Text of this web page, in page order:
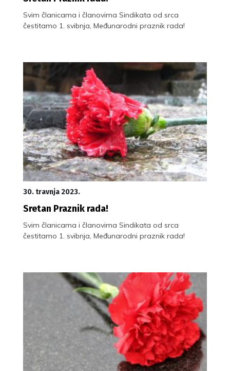
Svim članicama i članovima Sindikata od srca
čestitamo 1. svibnja, Međunarodni praznik rada!
30. travnja 2023.
Sretan Praznik rada!
Svim članicama i članovima Sindikata od srca
čestitamo 1. svibnja, Međunarodni praznik rada!